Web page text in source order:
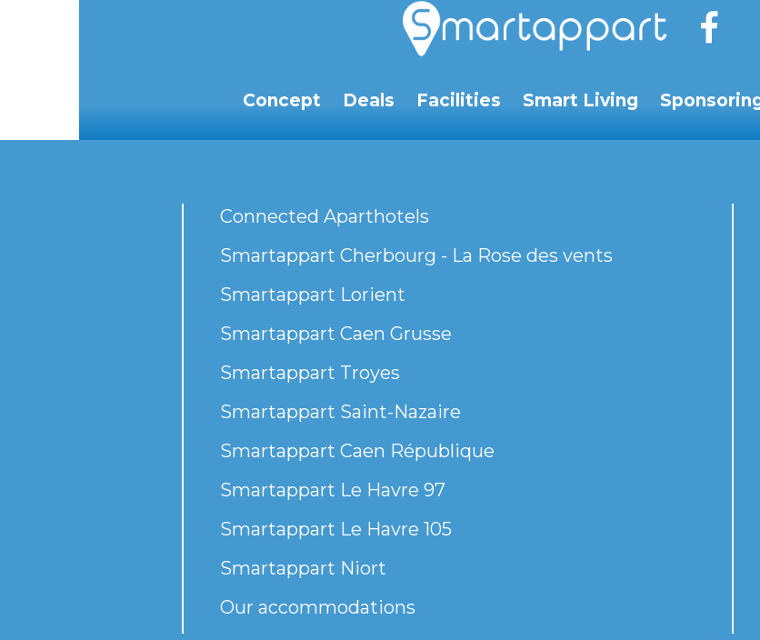
Concept Deals Facilities Smart Living
Connected Aparthotels
Smartappart Cherbourg - La Rose des vents
Smartappart Lorient
Smartappart Caen Grusse
Smartappart Troyes
Smartappart Saint-Nazaire
Smartappart Caen République
Smartappart Le Havre 97
Smartappart Le Havre 105
Smartappart Niort
Our accommodations